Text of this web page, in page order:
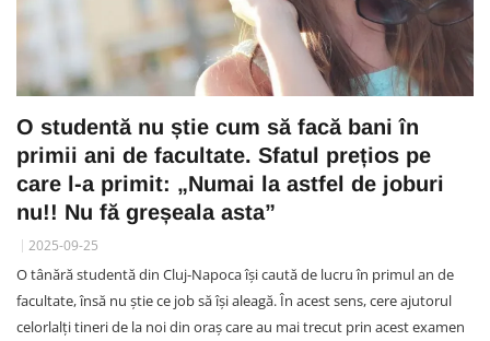
O studentă nu știe cum să facă bani în
primii ani de facultate. Sfatul prețios pe
care l-a primit: „Numai la astfel de joburi
nu!! Nu fă greșeala asta”
2025-09-25
O tânără studentă din Cluj-Napoca își caută de lucru în primul an de
facultate, însă nu știe ce job să își aleagă. În acest sens, cere ajutorul
celorlalți tineri de la noi din oraș care au mai trecut prin acest examen